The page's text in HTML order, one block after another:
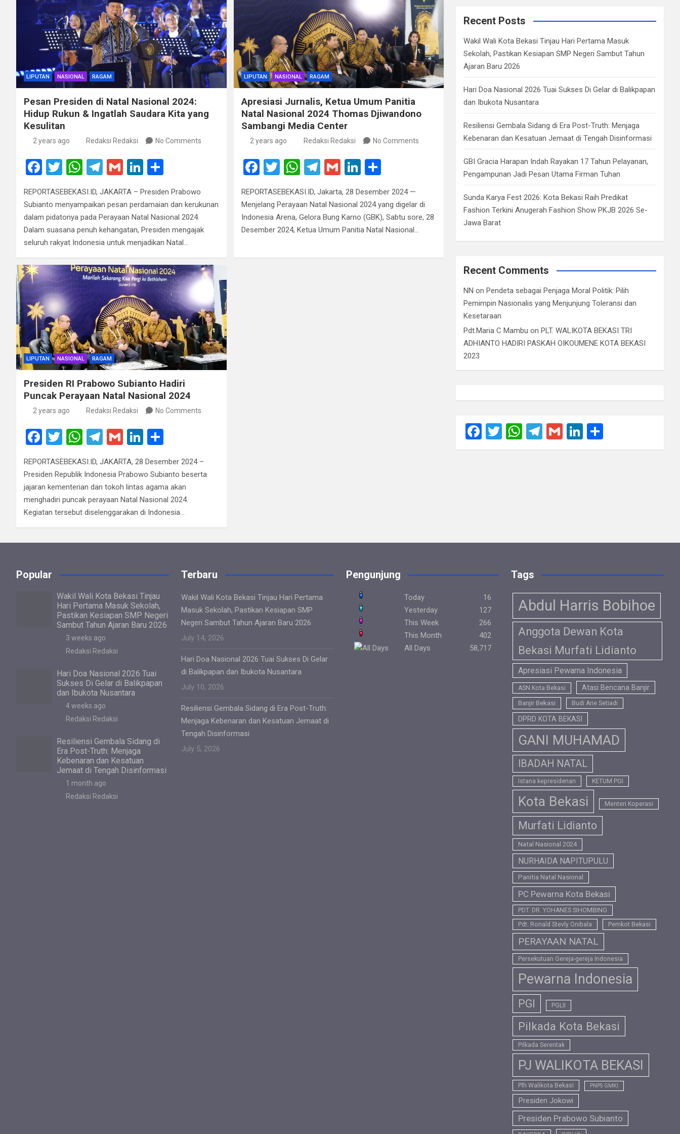
LIPUTAN NASIONAL RAGAM
Pesan Presiden di Natal Nasional 2024:
Hidup Rukun & Ingatlah Saudara Kita yang
Kesulitan
2 years ago Redaksi Redaksi No Comments
F
ce
b
o
o
k
T
tt
er
W
at
s
A
p
p
T
e
gr
a
m
G
ail
Li
ke
dI
n
ar
e
REPORTASEBEKASI.ID, JAKARTA – Presiden Prabowo
Subianto menyampaikan pesan perdamaian dan kerukunan
dalam pidatonya pada Perayaan Natal Nasional 2024.
Dalam suasana penuh kehangatan, Presiden mengajak
seluruh rakyat Indonesia untuk menjadikan Natal…
LIPUTAN NASIONAL RAGAM
Apresiasi Jurnalis, Ketua Umum Panitia
Natal Nasional 2024 Thomas Djiwandono
Sambangi Media Center
2 years ago Redaksi Redaksi No Comments
F
ce
b
o
k
T
tt
er
W
at
s
A
p
T
e
gr
a
G
ail
Li
ke
dI
n
S
ar
e
REPORTASEBEKASI.ID, Jakarta, 28 Desember 2024 —
Menjelang Perayaan Natal Nasional 2024 yang digelar di
Indonesia Arena, Gelora Bung Karno (GBK), Sabtu sore, 28
Desember 2024, Ketua Umum Panitia Natal Nasional…
LIPUTAN NASIONAL RAGAM
Presiden RI Prabowo Subianto Hadiri
Puncak Perayaan Natal Nasional 2024
2 years ago Redaksi Redaksi No Comments
F
ce
b
o
o
k
T
tt
er
W
at
s
A
p
p
T
e
gr
a
m
G
ail
Li
ke
dI
n
ar
e
REPORTASEBEKASI.ID, JAKARTA, 28 Desember 2024 –
Presiden Republik Indonesia Prabowo Subianto beserta
jajaran kementerian dan tokoh lintas agama akan
menghadiri puncak perayaan Natal Nasional 2024.
Kegiatan tersebut diselenggarakan di Indonesia…
c
Recent Posts
Wakil Wali Kota Bekasi Tinjau Hari Pertama Masuk
Sekolah, Pastikan Kesiapan SMP Negeri Sambut Tahun
Ajaran Baru 2026
Hari Doa Nasional 2026 Tuai Sukses Di Gelar di Balikpapan
dan Ibukota Nusantara
Resiliensi Gembala Sidang di Era Post-Truth: Menjaga
Kebenaran dan Kesatuan Jemaat di Tengah Disinformasi
GBI Gracia Harapan Indah Rayakan 17 Tahun Pelayanan,
Pengampunan Jadi Pesan Utama Firman Tuhan
Sunda Karya Fest 2026: Kota Bekasi Raih Predikat
Fashion Terkini Anugerah Fashion Show PKJB 2026 Se-
Jawa Barat
Recent Comments
NN onPendeta sebagai Penjaga Moral Politik: Pilih
Pemimpin Nasionalis yang Menjunjung Toleransi dan
Kesetaraan
Pdt.Maria C Mambu onPLT. WALIKOTA BEKASI TRI
ADHIANTO HADIRI PASKAH OIKOUMENE KOTA BEKASI
2023
F
a
T
wi
W
h
T
el
G
m
Li
n
h
Popular
Wakil Wali Kota Bekasi Tinjau
Hari Pertama Masuk Sekolah,
Pastikan Kesiapan SMP Negeri
Sambut Tahun Ajaran Baru 2026
3 weeks ago
Redaksi Redaksi
Hari Doa Nasional 2026 Tuai
Sukses Di Gelar di Balikpapan
dan Ibukota Nusantara
4 weeks ago
Redaksi Redaksi
Resiliensi Gembala Sidang di
Era Post-Truth: Menjaga
Kebenaran dan Kesatuan
Jemaat di Tengah Disinformasi
1 month ago
Redaksi Redaksi
Terbaru
Wakil Wali Kota Bekasi Tinjau Hari Pertama
Masuk Sekolah, Pastikan Kesiapan SMP
Negeri Sambut Tahun Ajaran Baru 2026
July 14, 2026
Hari Doa Nasional 2026 Tuai Sukses Di Gelar
di Balikpapan dan Ibukota Nusantara
July 10, 2026
Resiliensi Gembala Sidang di Era Post-Truth:
Menjaga Kebenaran dan Kesatuan Jemaat di
Tengah Disinformasi
July 5, 2026
Pengunjung
Today
16
Yesterday
127
This Week
266
This Month
402
All Days
58,717
Tags
Abdul Harris Bobihoe
Anggota Dewan Kota
Bekasi Murfati Lidianto
Apresiasi Pewarna Indonesia
ASN Kota Bekasi Atasi Bencana Banjir
Banjir Bekasi Budi Arie Setiadi
DPRD KOTA BEKASI
GANI MUHAMAD
IBADAH NATAL
Istana kepresidenan KETUM PGI
Kota Bekasi Menteri Koperasi
Murfati Lidianto
Natal Nasional 2024
NURHAIDA NAPITUPULU
Panitia Natal Nasional
PC Pewarna Kota Bekasi
PDT. DR. YOHANES SIHOMBING
Pdt. Ronald Stevly Onibala
Pemkot Bekasi
PERAYAAN NATAL
Persekutuan Gereja-gereja Indonesia
Pewarna Indonesia
PGI PGLII
Pilkada Kota Bekasi
Pilkada Serentak
PJ WALIKOTA BEKASI
Plh Walikota Bekasi PNPS GMKI
Presiden Jokowi
Presiden Prabowo Subianto